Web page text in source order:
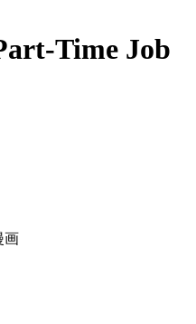
Time Job
画